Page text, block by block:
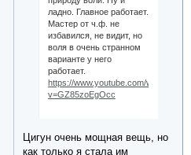
ладно. Главное работает.
Мастер от ч.ф. не
избавился, не видит, но
воля в очень странном
варианте у него
работает.
https://www.youtube.com/watch?
v=GZ85zoEgOcc
Цигун очень мощная вещь, но
как только я стала им